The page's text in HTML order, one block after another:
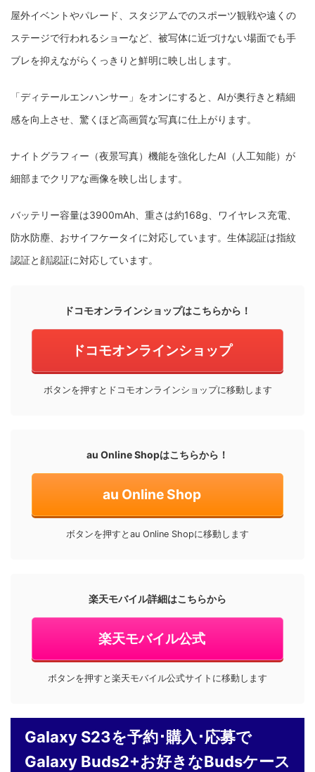
屋外イベントやパレード、スタジアムでのスポーツ観戦や遠くの
ステージで行われるショーなど、被写体に近づけない場面でも手
ブレを抑えながらくっきりと鮮明に映し出します。
「ディテールエンハンサー」をオンにすると、AIが奥行きと精細
感を向上させ、驚くほど高画質な写真に仕上がります。
ナイトグラフィー（夜景写真）機能を強化したAI（人工知能）が
細部までクリアな画像を映し出します。
バッテリー容量は3900mAh、重さは約168g、ワイヤレス充電、
防水防塵、おサイフケータイに対応しています。生体認証は指紋
認証と顔認証に対応しています。
ドコモオンラインショップはこちらから！
ドコモオンラインショップ
ボタンを押すとドコモオンラインショップに移動します
au Online Shopはこちらから！
au Online Shop
ボタンを押すとau Online Shopに移動します
楽天モバイル詳細はこちらから
楽天モバイル公式
ボタンを押すと楽天モバイル公式サイトに移動します
Galaxy S23を予約･購入･応募で
Galaxy Buds2+お好きなBudsケース